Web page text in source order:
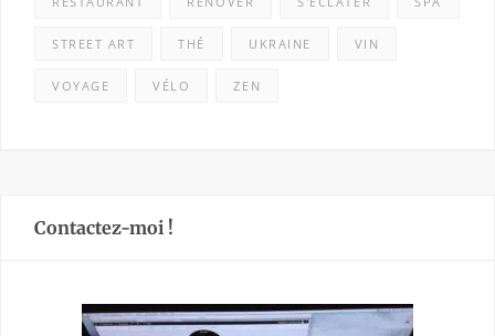
STREET ART THÉ UKRAINE VIN
VOYAGE VÉLO ZEN
Contactez-moi !